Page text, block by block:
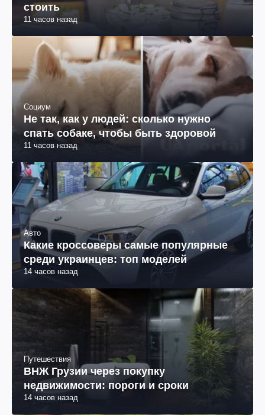
стоить
11 часов назад
Социум
Не так, как у людей: сколько нужно
спать собаке, чтобы быть здоровой
11 часов назад
Авто
Какие кроссоверы самые популярные
среди украинцев: топ моделей
14 часов назад
Путешествия
ВНЖ Грузии через покупку
недвижимости: пороги и сроки
14 часов назад